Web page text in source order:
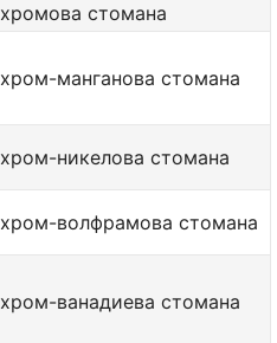
хромова стомана
хром-манганова стомана
хром-никелова стомана
хром-волфрамова стомана
хром-ванадиева стомана